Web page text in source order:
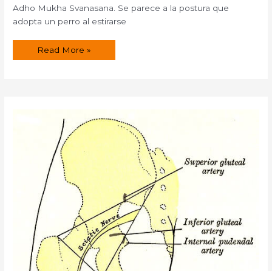
Adho Mukha Svanasana. Se parece a la postura que
adopta un perro al estirarse
Beneficios
del
Read More »